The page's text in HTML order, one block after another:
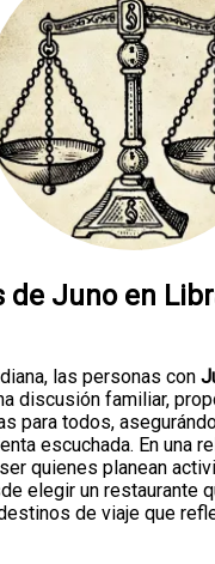
de Juno en
las personas con
discusión familiar,
para todos,
escuchada. En una
quienes planean
elegir un restaurante
de viaje que